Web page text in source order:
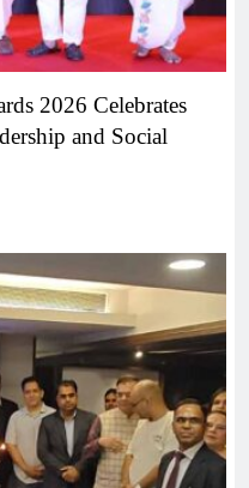
2026 Celebrates
and Social